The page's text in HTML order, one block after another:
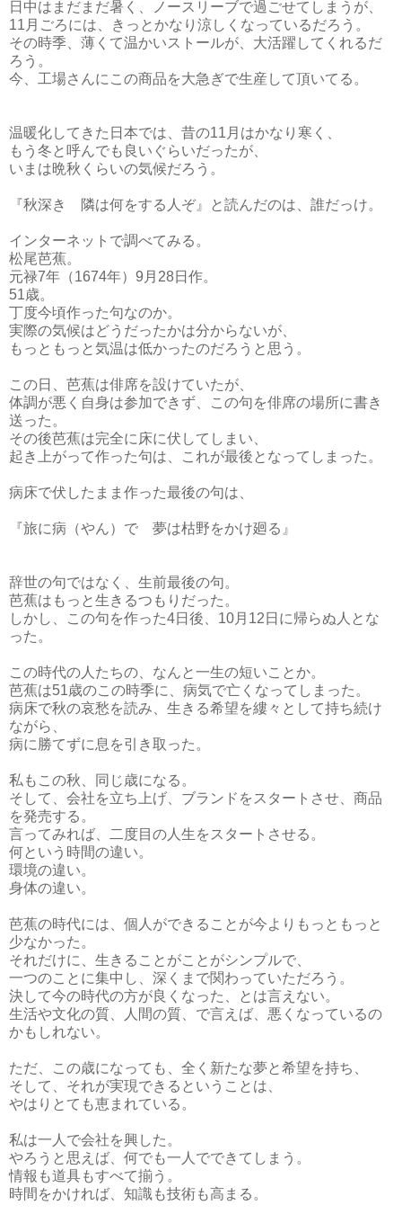
日中はまだまだ暑く、ノースリーブで過ごせてしまうが、
11月ごろには、きっとかなり涼しくなっているだろう。
その時季、薄くて温かいストールが、大活躍してくれるだ
ろう。
今、工場さんにこの商品を大急ぎで生産して頂いてる。
温暖化してきた日本では、昔の11月はかなり寒く、
もう冬と呼んでも良いぐらいだったが、
いまは晩秋くらいの気候だろう。
『秋深き 隣は何をする人ぞ』と読んだのは、誰だっけ。
インターネットで調べてみる。
松尾芭蕉。
元禄7年（1674年）9月28日作。
51歳。
丁度今頃作った句なのか。
実際の気候はどうだったかは分からないが、
もっともっと気温は低かったのだろうと思う。
この日、芭蕉は俳席を設けていたが、
体調が悪く自身は参加できず、この句を俳席の場所に書き
送った。
その後芭蕉は完全に床に伏してしまい、
起き上がって作った句は、これが最後となってしまった。
病床で伏したまま作った最後の句は、
『旅に病（やん）で 夢は枯野をかけ廻る』
辞世の句ではなく、生前最後の句。
芭蕉はもっと生きるつもりだった。
しかし、この句を作った4日後、10月12日に帰らぬ人とな
った。
この時代の人たちの、なんと一生の短いことか。
芭蕉は51歳のこの時季に、病気で亡くなってしまった。
病床で秋の哀愁を読み、生きる希望を縷々として持ち続け
ながら、
病に勝てずに息を引き取った。
私もこの秋、同じ歳になる。
そして、会社を立ち上げ、ブランドをスタートさせ、商品
を発売する。
言ってみれば、二度目の人生をスタートさせる。
何という時間の違い。
環境の違い。
身体の違い。
芭蕉の時代には、個人ができることが今よりもっともっと
少なかった。
それだけに、生きることがことがシンプルで、
一つのことに集中し、深くまで関わっていただろう。
決して今の時代の方が良くなった、とは言えない。
生活や文化の質、人間の質、で言えば、悪くなっているの
かもしれない。
ただ、この歳になっても、全く新たな夢と希望を持ち、
そして、それが実現できるということは、
やはりとても恵まれている。
私は一人で会社を興した。
やろうと思えば、何でも一人でできてしまう。
情報も道具もすべて揃う。
時間をかければ、知識も技術も高まる。